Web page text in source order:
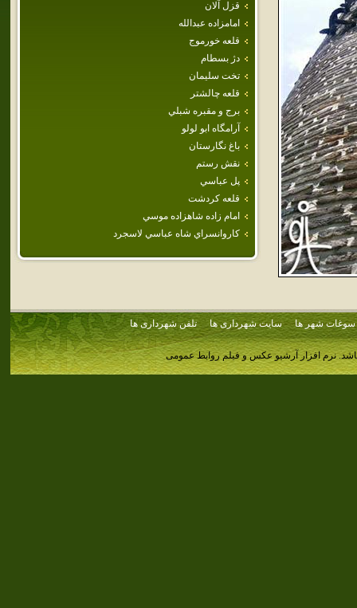
قزل آلان
امامزاده‌ عبدالله
قلعه خورموج
دژ بسطام
تخت سليمان
قلعه‌ چالشتر
برج و مقبره شبلي
آرامگاه ابو لولو
باغ نگارستان
نقش رستم
پل عباسي
قلعه كردشت
امام‌ زاده‌ شاهزاده‌ موسي‌
كاروانسراي‌ شاه‌ عباسي‌ لاسجرد
سوغات شهر ها سایت شهرداری ها تلفن شهرداری ها
نرم افزار آرشیو عکس و فیلم روابط عمومی